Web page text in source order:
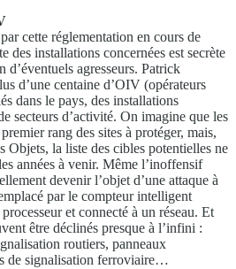
cette réglementation en cours de
des installations concernées est secrète
d’éventuels agresseurs. Patrick
d’une centaine d’OIV (opérateurs
dans le pays, des installations
secteurs d’activité. On imagine que les
rang des sites à protéger, mais,
Objets, la liste des cibles potentielles ne
années à venir. Même l’inoffensif
devenir l’objet d’une attaque à
par le compteur intelligent
et connecté à un réseau. Et
être déclinés presque à l’infini :
routiers, panneaux
de signalisation ferroviaire…